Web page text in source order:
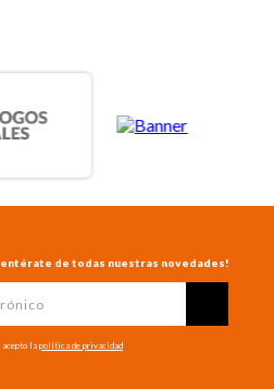
entérate de todas nuestras novedades!
lapolítica de privacidad